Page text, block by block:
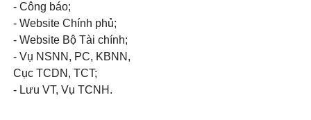
- Công báo;
- Website Chính phủ;
- Website Bộ Tài chính;
- Vụ NSNN, PC, KBNN,
Cục TCDN, TCT;
- Lưu VT, Vụ TCNH.